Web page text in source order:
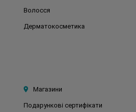
Волосся
Дерматокосметика
Магазини
Подарункові сертифікати